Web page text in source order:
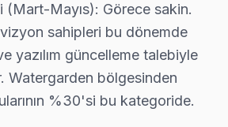
₺600 - ₺1,200 arası.
serisi: Sanyo ME serisi.
karanlık alanlar ve
(Mart-Mayıs): Görece sakin.
sahipleri bu dönemde
yazılım güncelleme talebiyle
Watergarden bölgesinden
%30'si bu kategoride.